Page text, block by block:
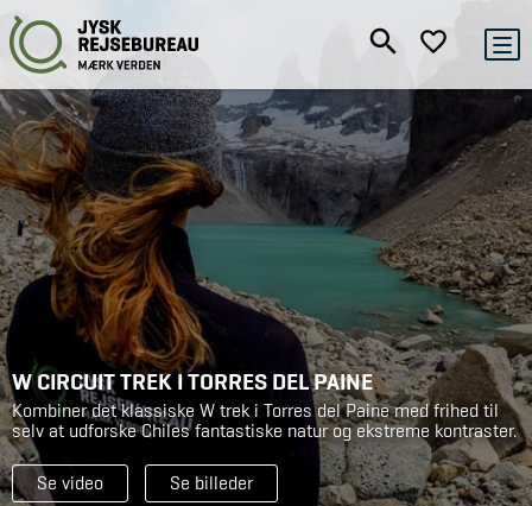
W CIRCUIT TREK I TORRES DEL PAINE
Kombiner det klassiske W trek i Torres del Paine med frihed til
selv at udforske Chiles fantastiske natur og ekstreme kontraster.
Se video Se billeder